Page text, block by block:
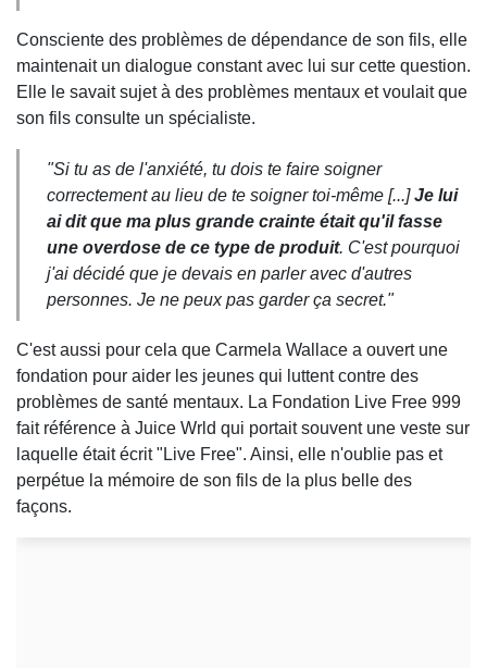
Consciente des problèmes de dépendance de son fils, elle
maintenait un dialogue constant avec lui sur cette question.
Elle le savait sujet à des problèmes mentaux et voulait que
son fils consulte un spécialiste.
"Si tu as de l'anxiété, tu dois te faire soigner
correctement au lieu de te soigner toi-même [...]Je lui
ai dit que ma plus grande crainte était qu'il fasse
une overdose de ce type de produit. C'est pourquoi
j'ai décidé que je devais en parler avec d'autres
personnes. Je ne peux pas garder ça secret."
C'est aussi pour cela que Carmela Wallace a ouvert une
fondation pour aider les jeunes qui luttent contre des
problèmes de santé mentaux. La Fondation Live Free 999
fait référence à Juice Wrld qui portait souvent une veste sur
laquelle était écrit "Live Free". Ainsi, elle n'oublie pas et
perpétue la mémoire de son fils de la plus belle des
façons.